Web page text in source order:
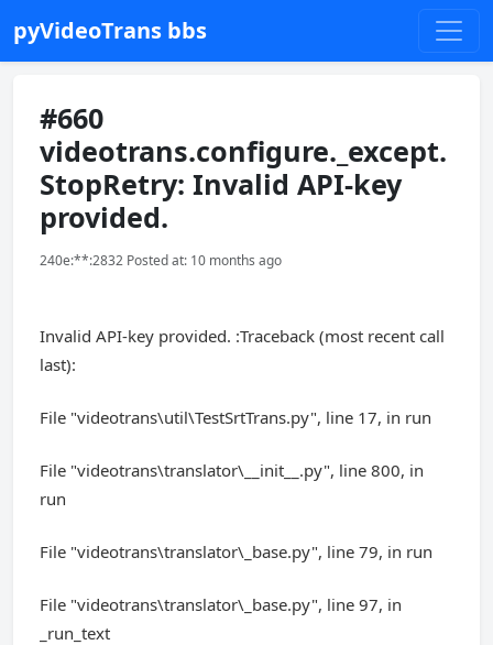
pyVideoTrans bbs
#660
videotrans.configure._except.
StopRetry: Invalid API-key
provided.
240e:**:2832 Posted at: 10 months ago
Invalid API-key provided. :Traceback (most recent call
last):
File "videotrans\util\TestSrtTrans.py", line 17, in run
File "videotrans\translator\__init__.py", line 800, in
run
File "videotrans\translator\_base.py", line 79, in run
File "videotrans\translator\_base.py", line 97, in
_run_text